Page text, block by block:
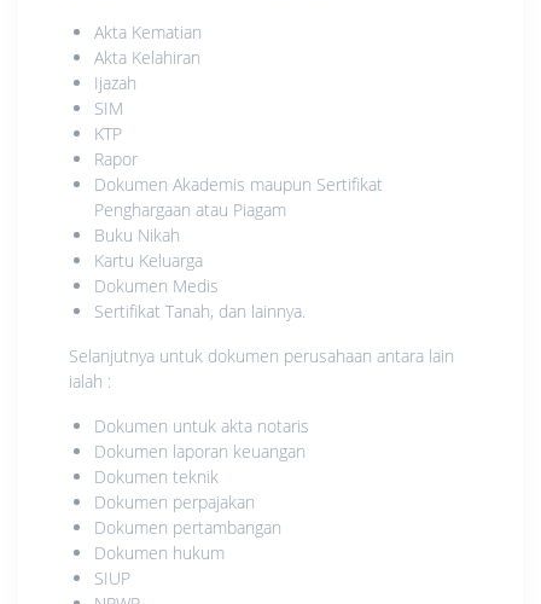
Akta Kematian
Akta Kelahiran
Ijazah
SIM
KTP
Rapor
Dokumen Akademis maupun Sertifikat
Penghargaan atau Piagam
Buku Nikah
Kartu Keluarga
Dokumen Medis
Sertifikat Tanah, dan lainnya.
Selanjutnya untuk dokumen perusahaan antara lain
ialah :
Dokumen untuk akta notaris
Dokumen laporan keuangan
Dokumen teknik
Dokumen perpajakan
Dokumen pertambangan
Dokumen hukum
SIUP